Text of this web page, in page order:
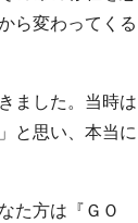
ら変わってくる
ました。当時は
と思い、本当に
た方は『ＧＯ